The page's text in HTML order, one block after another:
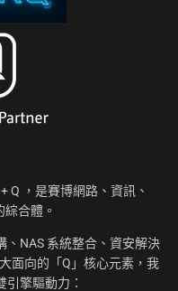
Q ，是賽博網路、資訊、
合體。
NAS 系統整合、資安解決
面向的「Q」核心元素，我
擎驅動力：